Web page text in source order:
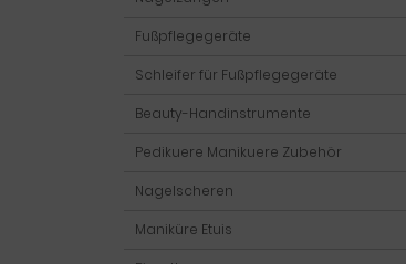
Fußpflegegeräte
Schleifer für Fußpflegegeräte
Beauty-Handinstrumente
Pedikuere Manikuere Zubehör
Nagelscheren
Maniküre Etuis